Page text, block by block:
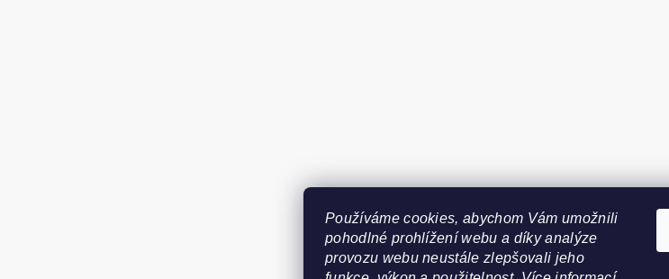
Používáme cookies, abychom Vám umožnili
pohodlné prohlížení webu a díky analýze
provozu webu neustále zlepšovali jeho